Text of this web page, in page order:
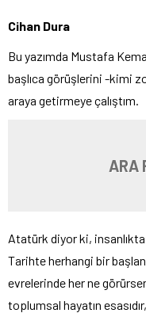
Cihan Dura
Bu yazımda Mustafa
başlıca görüşlerini -kimi
araya getirmeye çalıştım.
ARA
Atatürk diyor ki, insanlıkta
Tarihte herhangi bir
evrelerinde her ne
toplumsal hayatın